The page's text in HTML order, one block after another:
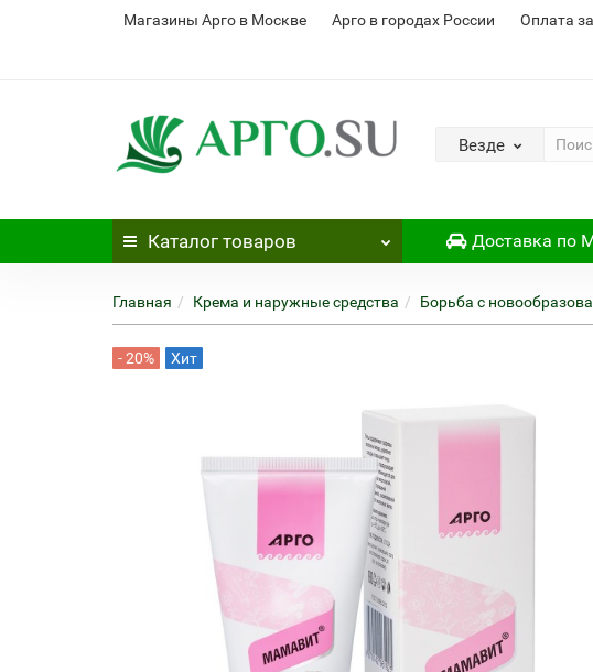
Магазины Арго в Москве Арго в городах России Оплата
Везде
Каталог товаров Доставка по
Главная Крема и наружные средства Борьба с
- 20% Хит